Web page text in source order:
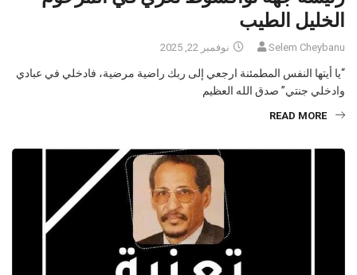
الخليل الطيب
Selem Cheybanu نوفمبر 22, 2025
“يا أيتها النفس المطمئنة ارجعي إلى ربك راضية مرضية، فادخلي في عبادي
وادخلي جنتي” صدق الله العظيم
READ MORE